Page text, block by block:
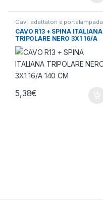
Cavi, adattatori e portalampada
Illuminazione
CAVO R13 + SPINA ITALIANA
TRIPOLARE NERO 3X1 16/A
140 CM
5,38€